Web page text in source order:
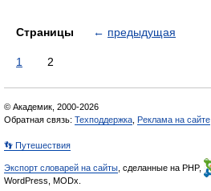
Страницы ← предыдущая
1 2
© Академик, 2000-2026
Обратная связь: Техподдержка Реклама на сайте
👣 Путешествия
Экспорт словарей на сайты , сделанные на PHP,
WordPress, MODx.